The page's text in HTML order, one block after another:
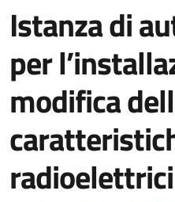
Istanza di
per
modifica
radioelettrici